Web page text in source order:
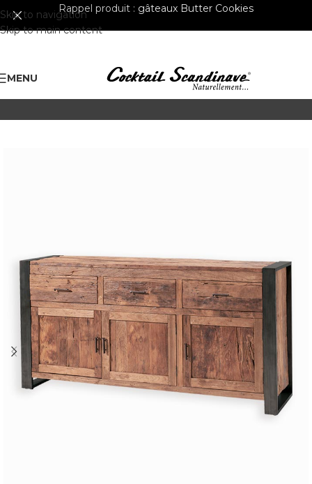
Skip to navigation
Skip to main content
Rappel produit : gâteaux Butter Cookies
MENU